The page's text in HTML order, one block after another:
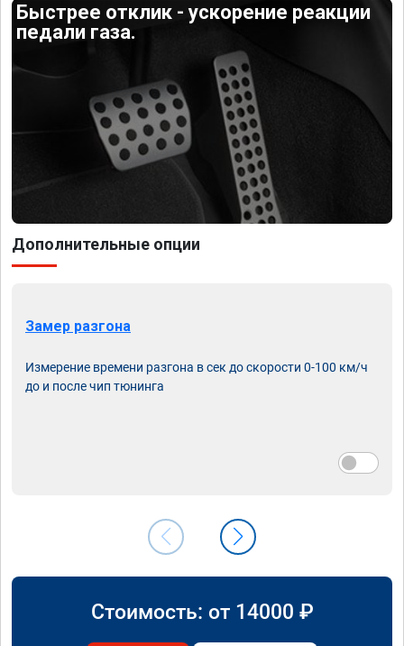
Быстрее отклик - ускорение реакции
педали газа.
Дополнительные опции
Замер разгона
Измерение времени разгона в сек до скорости 0-100 км/ч
до и после чип тюнинга
Стоимость: от 14000 ₽